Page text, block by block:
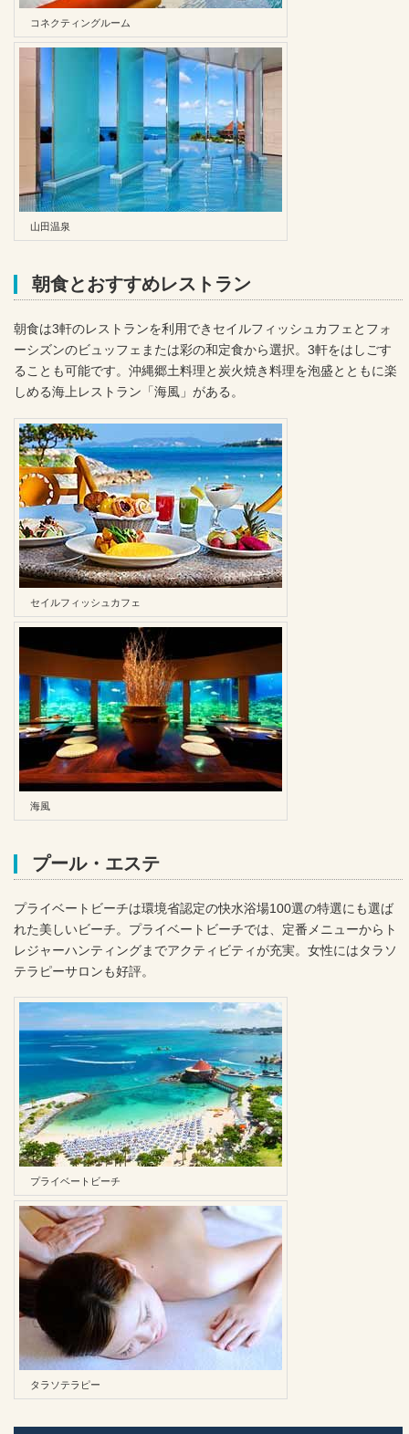
コネクティングルーム
山田温泉
朝食とおすすめレストラン
朝食は3軒のレストランを利用できセイルフィッシュカフェとフォ
ーシズンのビュッフェまたは彩の和定食から選択。3軒をはしごす
ることも可能です。沖縄郷土料理と炭火焼き料理を泡盛とともに楽
しめる海上レストラン「海風」がある。
セイルフィッシュカフェ
海風
プール・エステ
プライベートビーチは環境省認定の快水浴場100選の特選にも選ば
れた美しいビーチ。プライベートビーチでは、定番メニューからト
レジャーハンティングまでアクティビティが充実。女性にはタラソ
テラピーサロンも好評。
プライベートビーチ
タラソテラピー